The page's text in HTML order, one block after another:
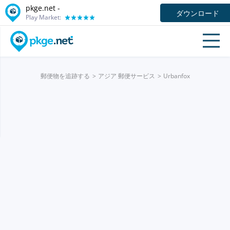
pkge.net -
Play Market: ダウンロード
郵便物を追跡する アジア 郵便サービス Urbanfox